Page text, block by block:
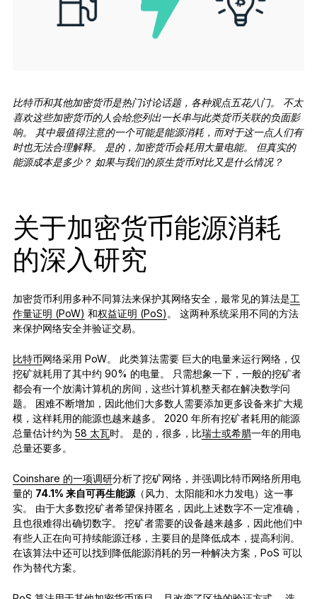
比特币和其他加密货币是热门讨论话题，各种观点五花八门。 不太
喜欢这些加密货币的人会给您列出一长串与此类货币关联的负面影
响。 其中最值得注意的一个可能是能源消耗，而对于这一点人们有
时也无法合理解释。 是的，加密货币会耗用大量电能。 但真实的
能源成本是多少？ 如果与我们的原生货币对比又是什么情况？
关于加密货币能源消耗
的深入研究
加密货币利用多种不同算法来保护其网络安全，最常见的算法是工
作量证明 (PoW) 和权益证明 (PoS) 。 这两种系统采用不同的方法
来保护网络安全并验证交易。
比特币网络采用 PoW。 此类算法需要 巨大的电量来运行网络，仅
挖矿就耗用了其中约 90% 的电量。 只需想象一下，一般的挖矿者
都会有一个放满计算机的房间，这些计算机整天都在解决数学问
题。 困难不断增加，因此他们大多数人需要添加更多设备来扩大规
模，这样耗用的能源也越来越多。 2020 年所有挖矿者耗用的能源
总量估计约为 58 太瓦时。 是的，很多，比瑞士或希腊一年的用电
总量还要多。
Coinshare 的一项调研分析了挖矿网络，并强调比特币网络所用电
量的 74.1% 来自可再生能源（风力、太阳能和水力发电）这一事
实。 由于大多数挖矿者希望保持匿名，因此上述数字不一定准确，
且也很难得出确切数字。 挖矿者需要的设备越来越多，因此他们中
有些人正在向可持续能源迁移，主要目的是降低成本，提高利润。
在该算法中还可以找到降低能源消耗的另一种解决方案，PoS 可以
作为替代方案。